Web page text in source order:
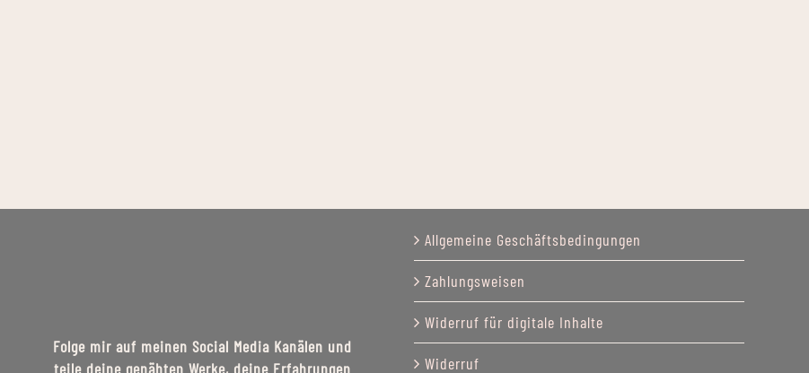
Folge mir auf meinen Social Media Kanälen und
teile deine genähten Werke, deine Erfahrungen
Allgemeine Geschäftsbedingungen
Zahlungsweisen
Widerruf für digitale Inhalte
Widerruf